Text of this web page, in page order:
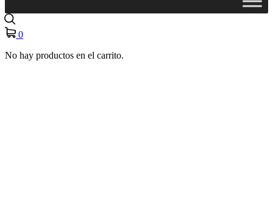
0
No hay productos en el carrito.